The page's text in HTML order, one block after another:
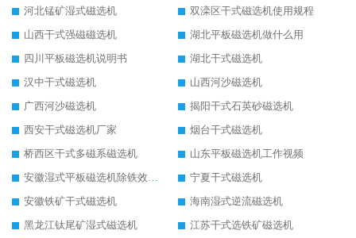
河北锰矿湿式磁选机
双滦区干式磁选机使用规程
山西干式强磁磁选机
湖北平板磁选机做什么用
四川平板磁选机说明书
湖北干式磁选机
汉中干式磁选机
山西河沙磁选机
广西河沙磁选机
揭阳干式石英砂磁选机
西安干式磁选机厂家
烟台干式磁选机
桥西区干式多磁系磁选机
山东平板磁选机工作视频
安徽湿式平板磁选机除铁效果怎么样
宁夏干式磁选机
安徽铁矿干式磁选机
海南湿式逆流磁选机
黑龙江钛尾矿湿式磁选机
江苏干式选铁矿磁选机